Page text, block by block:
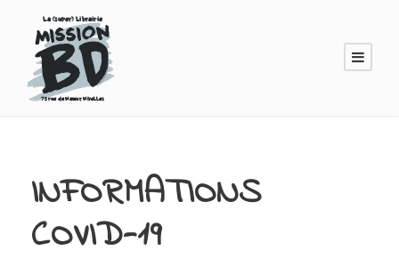
INFORMATIONS
COVID-19